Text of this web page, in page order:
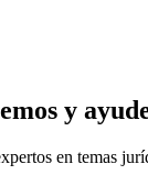
y
en temas